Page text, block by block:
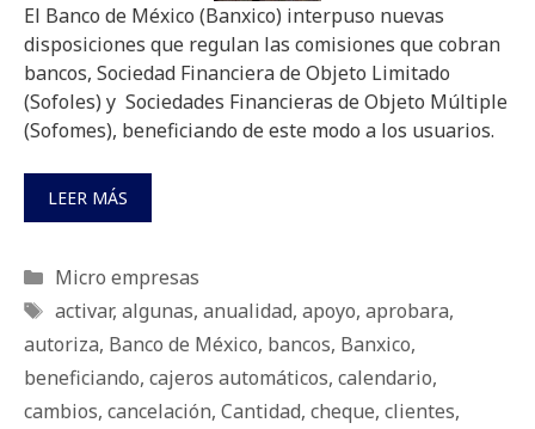
El Banco de México (Banxico) interpuso nuevas
disposiciones que regulan las comisiones que cobran
bancos, Sociedad Financiera de Objeto Limitado
(Sofoles) y Sociedades Financieras de Objeto Múltiple
(Sofomes), beneficiando de este modo a los usuarios.
LEER MÁS
Categorías
Micro empresas
Etiquetas
activar, algunas, anualidad, apoyo, aprobara,
autoriza, Banco de México, bancos, Banxico,
beneficiando, cajeros automáticos, calendario,
cambios, cancelación, Cantidad, cheque, clientes,